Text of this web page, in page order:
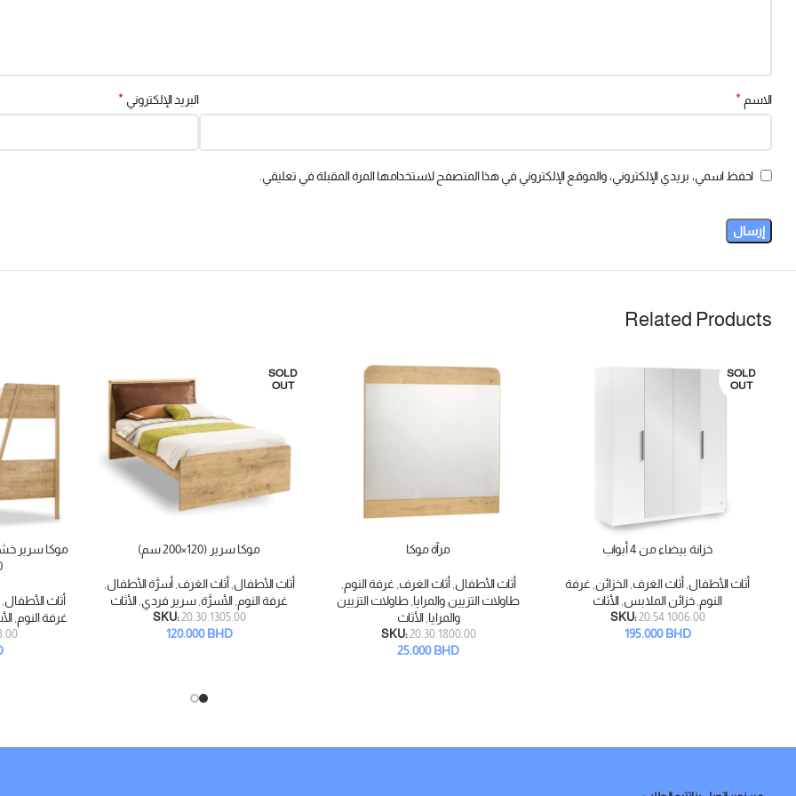
الاسم * البريد الإلكتروني *
احفظ اسمي، بريدي الإلكتروني، والموقع الإلكتروني في هذا المتصفح لاستخدامها المرة المقبلة في تعليقي.
Related Products
SOLD
OUT
خزانة بيضاء من 4 أبواب
أثاث الأطفال أثاث الغرف الخزائن غرفة
النوم خزائن الملابس الأثاث
SKU:20.54.1006.00
195.000BHD
مرآة موكا
أثاث الأطفال ,أثاث الغرف غرفة النوم
طاولات التزيين والمرايا طاولات التزيين
والمرايا ,الأثاث
SKU:20.30.1800.00
25.000BHD
SOLD
OUT
قراءة المزيدموكا سرير (120×200 سم)
أثاث الأطفال ,أثاث الغرف ,أسرَّة الأطفال
غرفة النوم الأسرَّة سرير فردي الأثاث
SKU:20.30.1305.00
120.000BHD
إضافة إلى السلة
أثاث الأطفال
غرفة النوم ,